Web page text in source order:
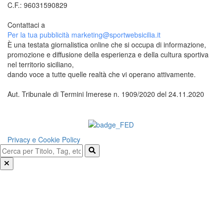
C.F.: 96031590829
Contattaci a
Per la tua pubblicità marketing@sportwebsicilia.it
È una testata giornalistica online che si occupa di informazione,
promozione e diffusione della esperienza e della cultura sportiva
nel territorio siciliano,
dando voce a tutte quelle realtà che vi operano attivamente.
Aut. Tribunale di Termini Imerese n. 1909/2020 del 24.11.2020
Privacy e Cookie Policy